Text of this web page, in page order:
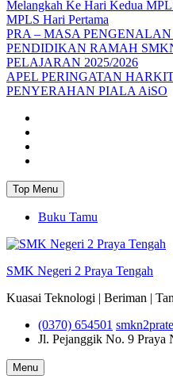
Melangkah Ke Hari Kedua
MPLS Hari Pertama
PRA – MASA
PENDIDIKAN RAMAH
PELAJARAN 2025/2026
APEL PERINGATAN
PENYERAHAN PIALA AiSO
Top Menu
Buku Tamu
SMK Negeri 2 Praya Tengah
Kuasai Teknologi | Beriman |
(0370) 654501
Jl. Pejanggik No. 9 Praya
Menu